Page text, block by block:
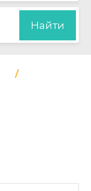
Найти